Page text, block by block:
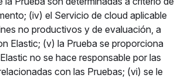
(iv) el Servicio de cloud aplicable
no productivos y de evaluación, a
Elastic; (v) la Prueba se proporciona
no se hace responsable por las
con las Pruebas; (vi) se le